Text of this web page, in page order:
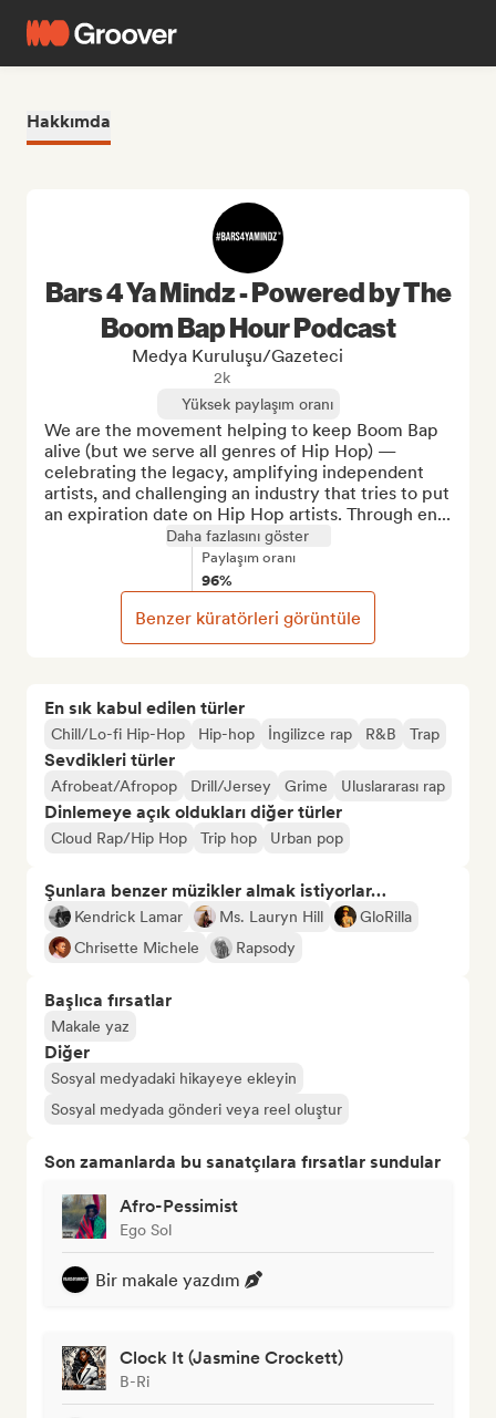
Hakkımda
En sık kabul edilen türler
Chill/Lo-fi Hip-Hop Hip-hop İngilizce rap R&B Trap
Sevdikleri türler
Afrobeat/Afropop Drill/Jersey Grime Uluslararası rap
Dinlemeye açık oldukları diğer türler
Cloud Rap/Hip Hop Trip hop Urban pop
Şunlara benzer müzikler almak istiyorlar…
Kendrick Lamar Ms. Lauryn Hill
GloRilla
Chrisette Michele
Rapsody
Başlıca fırsatlar
Makale yaz
Diğer
Sosyal medyadaki hikayeye ekleyin
Sosyal medyada gönderi veya reel oluştur
Son zamanlarda bu sanatçılara fırsatlar sundular
Afro-Pessimist
Ego Sol
Bir makale yazdım
Clock It (Jasmine Crockett)
B-Ri
Bars 4 Ya Mindz - Powered by The
Boom Bap Hour Podcast
Medya Kuruluşu/Gazeteci
2k
Yüksek paylaşım oranı
We are the movement helping to keep Boom Bap
alive (but we serve all genres of Hip Hop) —
celebrating the legacy, amplifying independent
artists, and challenging an industry that tries to put
an expiration date on Hip Hop artists. Through en...
Daha fazlasını göster
Paylaşım oranı
96%
Benzer küratörleri görüntüle